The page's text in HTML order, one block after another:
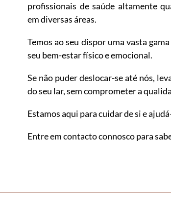
profissionais de saúde altamente
em diversas áreas.
Temos ao seu dispor uma vasta
seu bem-estar físico e emocional.
Se não puder deslocar-se até nós,
do seu lar, sem comprometer a
Estamos aqui para cuidar de si e
Entre em contacto connosco para